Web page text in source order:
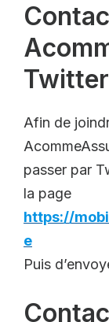
Twitter
Afin de
passer par
la page
https://
e
Puis